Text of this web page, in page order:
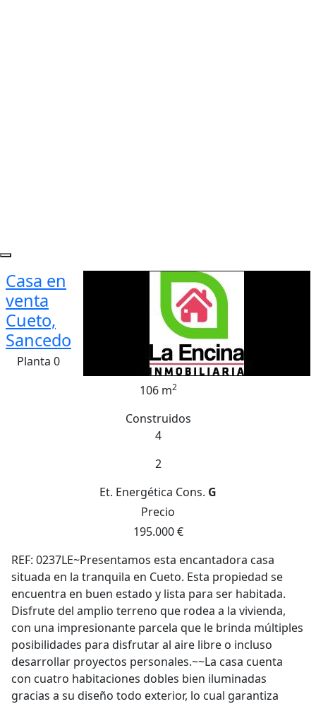
Casa en
venta
Cueto,
Sancedo
Planta 0
106 m2
Construidos
4
2
Et. Energética Cons. G
Precio
195.000 €
REF: 0237LE~Presentamos esta encantadora casa
situada en la tranquila en Cueto. Esta propiedad se
encuentra en buen estado y lista para ser habitada.
Disfrute del amplio terreno que rodea a la vivienda,
con una impresionante parcela que le brinda múltiples
posibilidades para disfrutar al aire libre o incluso
desarrollar proyectos personales.~~La casa cuenta
con cuatro habitaciones dobles bien iluminadas
gracias a su diseño todo exterior, lo cual garantiza